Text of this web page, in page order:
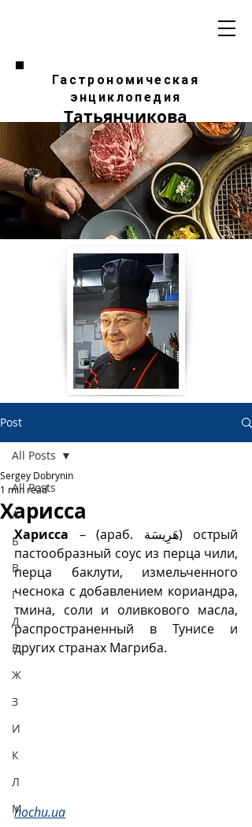
Гастрономическая
энциклопедия
Татьянчикова
Post
All Posts
А
Б
В
Г
Д
Е
Ж
З
И
К
Л
М
All Posts
Харисса
Sergey Dobrynin
1 min read
Харисса – (араб. هَرِيسَة‎) острый
пастообразный соус из перца чили,
перца баклути, измельченного
чеснока с добавлением кориандра,
тмина, соли и оливкового масла,
распространенный в Тунисе и
других странах Магриба.
hochu.ua